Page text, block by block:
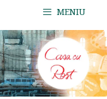
MENIU